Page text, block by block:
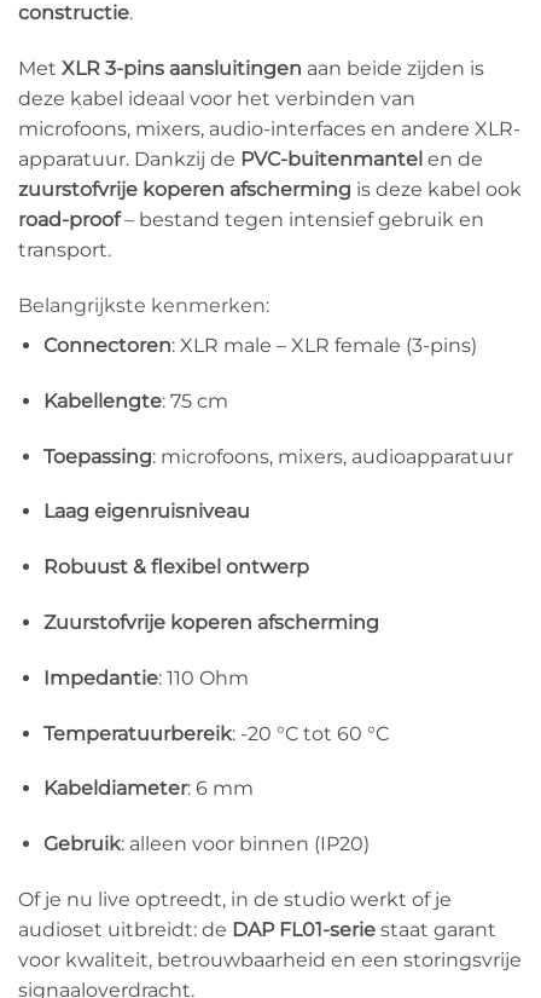
constructie.
Met XLR 3-pins aansluitingen aan beide zijden is
deze kabel ideaal voor het verbinden van
microfoons, mixers, audio-interfaces en andere XLR-
apparatuur. Dankzij de PVC-buitenmantel en de
zuurstofvrije koperen afscherming is deze kabel ook
road-proof– bestand tegen intensief gebruik en
transport.
Belangrijkste kenmerken:
Connectoren: XLR male – XLR female (3-pins)
Kabellengte: 75 cm
Toepassing: microfoons, mixers, audioapparatuur
Laag eigenruisniveau
Robuust & flexibel ontwerp
Zuurstofvrije koperen afscherming
Impedantie: 110 Ohm
Temperatuurbereik: -20 °C tot 60 °C
Kabeldiameter: 6 mm
Gebruik: alleen voor binnen (IP20)
Of je nu live optreedt, in de studio werkt of je
audioset uitbreidt: de DAP FL01-serie staat garant
voor kwaliteit, betrouwbaarheid en een storingsvrije
signaaloverdracht.